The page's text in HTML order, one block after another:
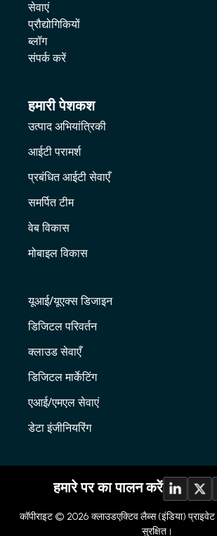
सेवाएं
प्रौद्योगिकियों
ब्लॉग
संपर्क करें
हमारी पेशकश
उत्पाद अभियांत्रिकी
आईटी परामर्श
प्रबंधित आईटी सेवाएँ
समर्पित टीम
वेब विकास
मोबाइल विकास
यूआई/यूएक्स डिजाइन
डिजिटल परिवर्तन
क्लाउड सेवाएँ
डिजिटल मार्केटिंग
एआई/एमएल सेवाएं
डेटा इंजीनियरिंग
हमारे पर का पालन करें
कॉपीराइट © 2026 क्लाउडएक्टिव लैब्स (इंडिया) प्राइवेट
सुरक्षित।